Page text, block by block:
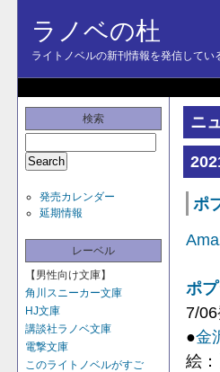
ラノベの杜
ライトノベルの新刊情報を発信して
検索
発売カレンダー
延期情報
レーベル
【男性向け文庫】
角川スニーカー文庫
HJ文庫
講談社ラノベ文庫
電撃文庫
このライトノベルがすご
ニ
ポ
ポ
7/
●金
絵：